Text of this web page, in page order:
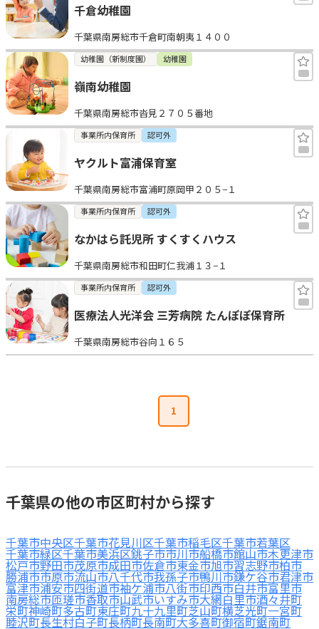
千倉幼稚園
千葉県南房総市千倉町南朝夷１４００
幼稚園（新制度園） 幼稚園
嶺南幼稚園
千葉県南房総市沓見２７０５番地
事業所内保育所 認可外
ヤクルト富浦保育室
千葉県南房総市富浦町原岡甲２０５−１
事業所内保育所 認可外
なかはら託児所 すくすくハウス
千葉県南房総市和田町仁我浦１３−１
事業所内保育所 認可外
医療法人光洋会 三芳病院 たんぽぽ保育所
千葉県南房総市谷向１６５
1
千葉県の他の市区町村から探す
千葉市中央区千葉市花見川区千葉市稲毛区千葉市若葉区
千葉市緑区千葉市美浜区銚子市市川市船橋市館山市木更津市
松戸市野田市茂原市成田市佐倉市東金市旭市習志野市柏市
勝浦市市原市流山市八千代市我孫子市鴨川市鎌ケ谷市君津市
富津市浦安市四街道市袖ケ浦市八街市印西市白井市富里市
南房総市匝瑳市香取市山武市いすみ市大網白里市酒々井町
栄町神崎町多古町東庄町九十九里町芝山町横芝光町一宮町
睦沢町長生村白子町長柄町長南町大多喜町御宿町鋸南町